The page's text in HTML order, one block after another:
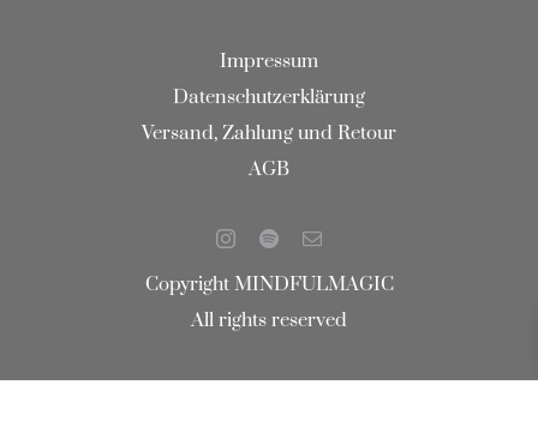
Impressum
Datenschutzerklärung
Versand, Zahlung und Retour
AGB
Copyright MINDFULMAGIC
All rights reserved